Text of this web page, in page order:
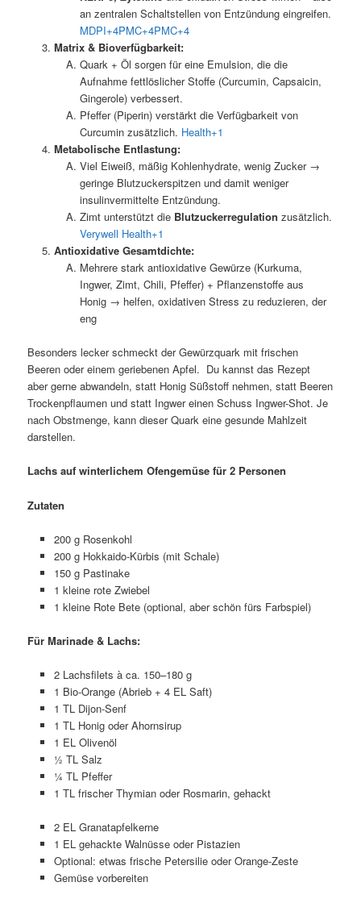
an zentralen Schaltstellen von Entzündung eingreifen.
MDPI+4PMC+4PMC+4
Matrix & Bioverfügbarkeit:
Quark + Öl sorgen für eine Emulsion, die die
Aufnahme fettlöslicher Stoffe (Curcumin, Capsaicin,
Gingerole) verbessert.
Pfeffer (Piperin) verstärkt die Verfügbarkeit von
Curcumin zusätzlich. Health+1
Metabolische Entlastung:
Viel Eiweiß, mäßig Kohlenhydrate, wenig Zucker →
geringe Blutzuckerspitzen und damit weniger
insulinvermittelte Entzündung.
Zimt unterstützt die Blutzuckerregulation zusätzlich.
Verywell Health+1
Antioxidative Gesamtdichte:
Mehrere stark antioxidative Gewürze (Kurkuma,
Ingwer, Zimt, Chili, Pfeffer) + Pflanzenstoffe aus
Honig → helfen, oxidativen Stress zu reduzieren, der
eng
Besonders lecker schmeckt der Gewürzquark mit frischen
Beeren oder einem geriebenen Apfel. Du kannst das Rezept
aber gerne abwandeln, statt Honig Süßstoff nehmen, statt Beeren
Trockenpflaumen und statt Ingwer einen Schuss Ingwer-Shot. Je
nach Obstmenge, kann dieser Quark eine gesunde Mahlzeit
darstellen.
Lachs auf winterlichem Ofengemüse für 2 Personen
Zutaten
200 g Rosenkohl
200 g Hokkaido-Kürbis (mit Schale)
150 g Pastinake
1 kleine rote Zwiebel
1 kleine Rote Bete (optional, aber schön fürs Farbspiel)
Für Marinade & Lachs:
2 Lachsfilets à ca. 150–180 g
1 Bio-Orange (Abrieb + 4 EL Saft)
1 TL Dijon-Senf
1 TL Honig oder Ahornsirup
1 EL Olivenöl
½ TL Salz
¼ TL Pfeffer
1 TL frischer Thymian oder Rosmarin, gehackt
2 EL Granatapfelkerne
1 EL gehackte Walnüsse oder Pistazien
Optional: etwas frische Petersilie oder Orange-Zeste
Gemüse vorbereiten